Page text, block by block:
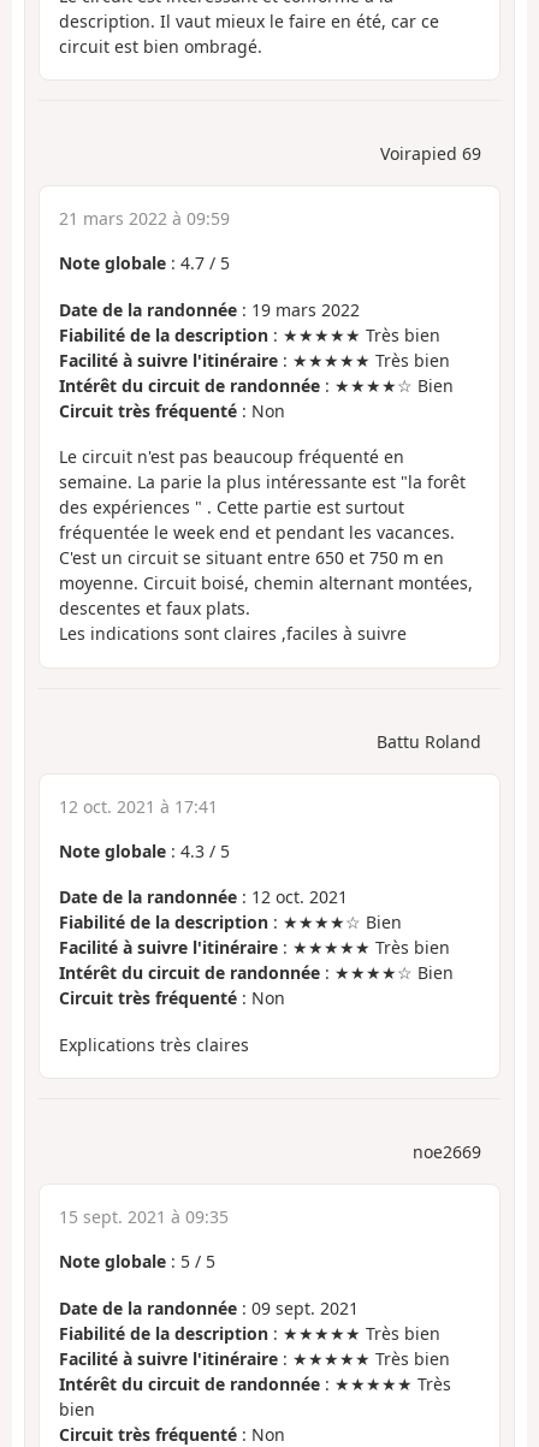
description. Il vaut mieux le faire en été, car ce
circuit est bien ombragé.
Voirapied 69
21 mars 2022 à 09:59
Note globale : 4.7 / 5
Date de la randonnée : 19 mars 2022
Fiabilité de la description : ★★★★★ Très bien
Facilité à suivre l'itinéraire : ★★★★★ Très bien
Intérêt du circuit de randonnée : ★★★★☆ Bien
Circuit très fréquenté : Non
Le circuit n'est pas beaucoup fréquenté en
semaine. La parie la plus intéressante est "la forêt
des expériences " . Cette partie est surtout
fréquentée le week end et pendant les vacances.
C'est un circuit se situant entre 650 et 750 m en
moyenne. Circuit boisé, chemin alternant montées,
descentes et faux plats.
Les indications sont claires ,faciles à suivre
Battu Roland
12 oct. 2021 à 17:41
Note globale : 4.3 / 5
Date de la randonnée : 12 oct. 2021
Fiabilité de la description : ★★★★☆ Bien
Facilité à suivre l'itinéraire : ★★★★★ Très bien
Intérêt du circuit de randonnée : ★★★★☆ Bien
Circuit très fréquenté : Non
Explications très claires
noe2669
15 sept. 2021 à 09:35
Note globale : 5 / 5
Date de la randonnée : 09 sept. 2021
Fiabilité de la description : ★★★★★ Très bien
Facilité à suivre l'itinéraire : ★★★★★ Très bien
Intérêt du circuit de randonnée : ★★★★★ Très
bien
Circuit très fréquenté : Non